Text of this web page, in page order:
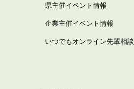
県主催イベント情報
企業主催イベント情報
いつでもオンライン先輩相談